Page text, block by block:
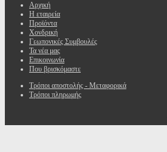
Αρχική
Η εταιρεία
Προϊόντα
Χονδρική
Γεωπονικές Συμβουλές
Τα νέα μας
Επικοινωνία
Που βρισκόμαστε
Τρόποι αποστολής - Μεταφορικά
Τρόποι πληρωμής